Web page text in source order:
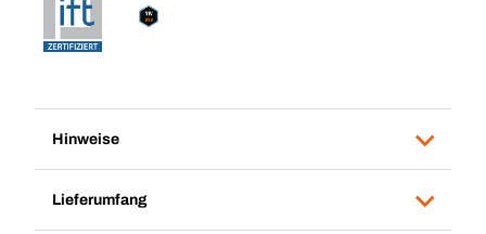
Hinweise
Lieferumfang